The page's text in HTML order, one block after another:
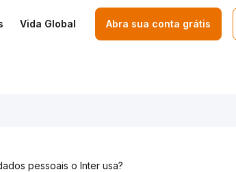
Vida Global Abra sua conta grátis
pessoais o Inter usa?